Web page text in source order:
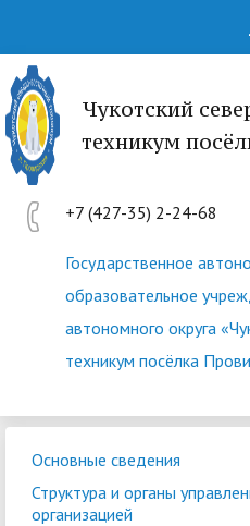
Чукотский
техникум
+7 (427-35) 2-24-68
Государственное
образовательное
автономного округа
техникум посёлка
Основные сведения
Структура и органы
организацией